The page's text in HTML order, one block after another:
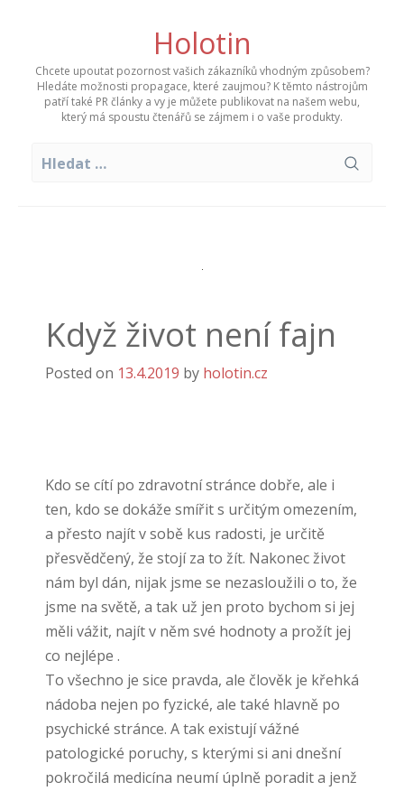
Holotin
Chcete upoutat pozornost vašich zákazníků vhodným způsobem?
Hledáte možnosti propagace, které zaujmou? K těmto nástrojům
patří také PR články a vy je můžete publikovat na našem webu,
který má spoustu čtenářů se zájmem i o vaše produkty.
Když život není fajn
Posted on 13.4.2019 by holotin.cz
Kdo se cítí po zdravotní stránce dobře, ale i
ten, kdo se dokáže smířit s určitým omezením,
a přesto najít v sobě kus radosti, je určitě
přesvědčený, že stojí za to žít. Nakonec život
nám byl dán, nijak jsme se nezasloužili o to, že
jsme na světě, a tak už jen proto bychom si jej
měli vážit, najít v něm své hodnoty a prožít jej
co nejlépe .
To všechno je sice pravda, ale člověk je křehká
nádoba nejen po fyzické, ale také hlavně po
psychické stránce. A tak existují vážné
patologické poruchy, s kterými si ani dnešní
pokročilá medicína neumí úplně poradit a jenž